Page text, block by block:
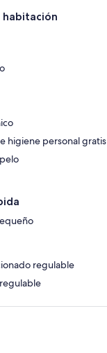
habitación
higiene personal gratis
regulable